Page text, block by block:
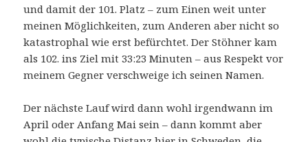
und damit der 101. Platz – zum Einen weit unter
meinen Möglichkeiten, zum Anderen aber nicht so
katastrophal wie erst befürchtet. Der Stöhner kam
als 102. ins Ziel mit 33:23 Minuten – aus Respekt vor
meinem Gegner verschweige ich seinen Namen.
Der nächste Lauf wird dann wohl irgendwann im
April oder Anfang Mai sein – dann kommt aber